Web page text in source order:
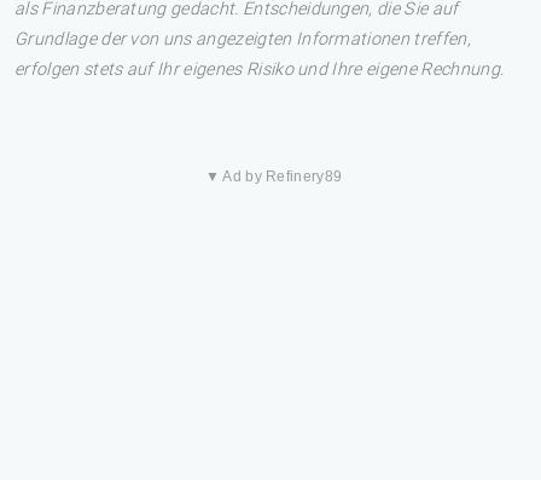
als Finanzberatung gedacht. Entscheidungen, die Sie auf
Grundlage der von uns angezeigten Informationen treffen,
erfolgen stets auf Ihr eigenes Risiko und Ihre eigene Rechnung.
▼ Ad by Refinery89